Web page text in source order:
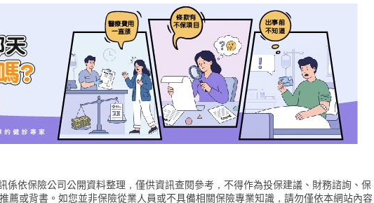
係依保險公司公開資料整理，僅供資訊查閱參考，不得作為投保建議、財務諮詢、保
薦或背書。如您並非保險從業人員或不具備相關保險專業知識，請勿僅依本網站內容